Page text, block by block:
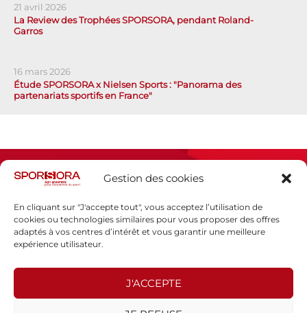
Gestion des cookies
En cliquant sur "J'accepte tout", vous acceptez l’utilisation de
cookies ou technologies similaires pour vous proposer des offres
adaptés à vos centres d’intérêt et vous garantir une meilleure
expérience utilisateur.
J'ACCEPTE
21 avril 2026
La Review des Trophées SPORSORA, pendant Roland-
Garros
16 mars 2026
Étude SPORSORA x Nielsen Sports : "Panorama des
partenariats sportifs en France"
Espace presse
Politique de confidentialité